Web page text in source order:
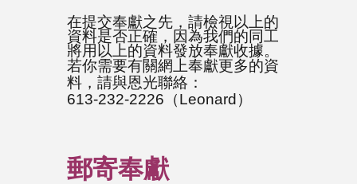
在提交奉獻之先，請檢視以上的
資料是否正確，因為我們的同工
將用以上的資料發放奉獻收據。
若你需要有關網上奉獻更多的資
料，請與恩光聯絡：
613-232-2226（Leonard）
郵寄奉獻